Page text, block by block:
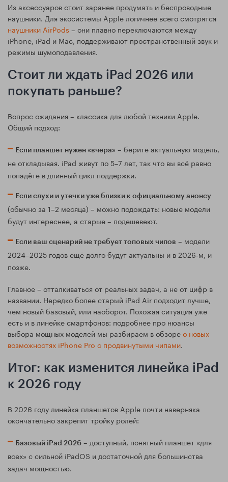
Из аксессуаров стоит заранее продумать и беспроводные
наушники. Для экосистемы Apple логичнее всего смотрятся
наушники AirPods – они плавно переключаются между
iPhone, iPad и Mac, поддерживают пространственный звук и
режимы шумоподавления.
Стоит ли ждать iPad 2026 или
покупать раньше?
Вопрос ожидания – классика для любой техники Apple.
Общий подход:
Если планшет нужен «вчера» – берите актуальную модель,
не откладывая. iPad живут по 5–7 лет, так что вы всё равно
попадёте в длинный цикл поддержки.
Если слухи и утечки уже близки к официальному анонсу
(обычно за 1–2 месяца) – можно подождать: новые модели
будут интереснее, а старые – подешевеют.
Если ваш сценарий не требует топовых чипов – модели
2024–2025 годов ещё долго будут актуальны и в 2026‑м, и
позже.
Главное – отталкиваться от реальных задач, а не от цифр в
названии. Нередко более старый iPad Air подходит лучше,
чем новый базовый, или наоборот. Похожая ситуация уже
есть и в линейке смартфонов: подробнее про нюансы
выбора мощных моделей мы разбираем в обзорео новых
возможностях iPhone Pro с продвинутыми чипами.
Итог: как изменится линейка iPad
к 2026 году
В 2026 году линейка планшетов Apple почти наверняка
окончательно закрепит тройку ролей:
Базовый iPad 2026 – доступный, понятный планшет «для
всех» с сильной iPadOS и достаточной для большинства
задач мощностью.